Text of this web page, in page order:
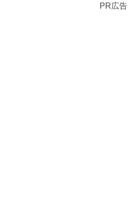
PR広告